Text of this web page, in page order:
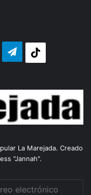
Telegram
La Marejada. Creado
"Jannah".